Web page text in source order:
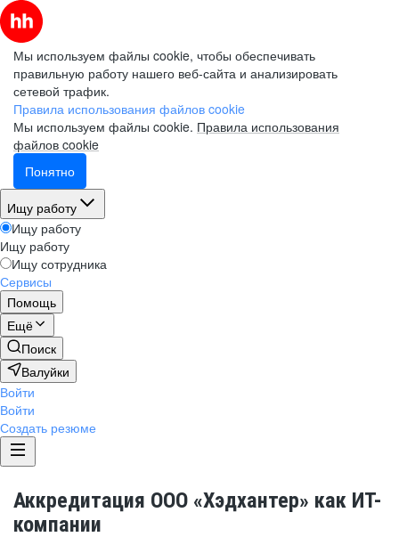
Мы используем файлы cookie, чтобы обеспечивать
правильную работу нашего веб-сайта и анализировать
сетевой трафик.
Правила использования файлов cookie
Мы используем файлы cookie. Правила использования
файлов cookie
Понятно
Ищу работу
Ищу работу
Ищу работу
Ищу сотрудника
Сервисы
Помощь
Ещё
Поиск
Валуйки
Войти
Войти
Создать резюме
Аккредитация ООО «Хэдхантер» как ИТ-
компании